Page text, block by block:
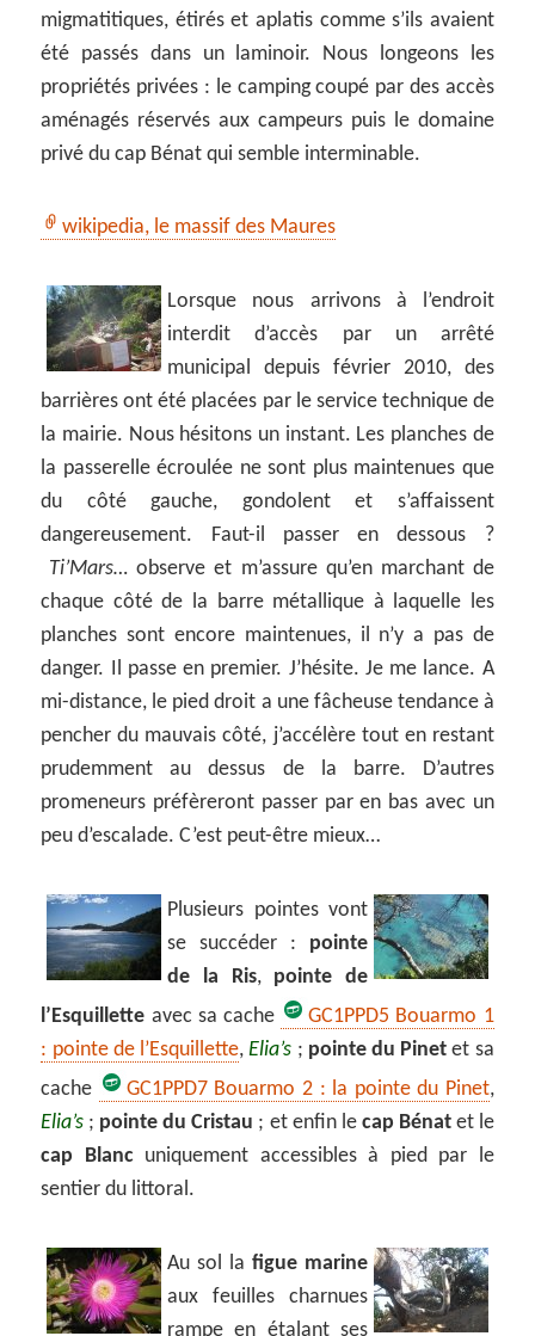
migmatitiques, étirés et aplatis comme s’ils avaient
été passés dans un laminoir. Nous longeons les
propriétés privées : le camping coupé par des accès
aménagés réservés aux campeurs puis le domaine
privé du cap Bénat qui semble interminable.
wikipedia, le massif des Maures
Lorsque nous arrivons à l’endroit
interdit d’accès par un arrêté
municipal depuis février 2010, des
barrières ont été placées par le service technique de
la mairie. Nous hésitons un instant. Les planches de
la passerelle écroulée ne sont plus maintenues que
du côté gauche, gondolent et s’affaissent
dangereusement. Faut-il passer en dessous ?
Ti’Mars… observe et m’assure qu’en marchant de
chaque côté de la barre métallique à laquelle les
planches sont encore maintenues, il n’y a pas de
danger. Il passe en premier. J’hésite. Je me lance. A
mi-distance, le pied droit a une fâcheuse tendance à
pencher du mauvais côté, j’accélère tout en restant
prudemment au dessus de la barre. D’autres
promeneurs préfèreront passer par en bas avec un
peu d’escalade. C’est peut-être mieux…
Plusieurs pointes vont
se succéder : pointe
de la Ris, pointe de
l’Esquillette avec sa cache
GC1PPD5 Bouarmo 1
: pointe de l’Esquillette,Elia’s ; pointe du Pinet et sa
cache
GC1PPD7 Bouarmo 2 : la pointe du Pinet,
Elia’s ; pointe du Cristau ; et enfin le cap Bénatet le
cap Blancuniquement accessibles à pied par le
sentier du littoral.
Au sol la figue marine
aux feuilles charnues
rampe en étalant ses